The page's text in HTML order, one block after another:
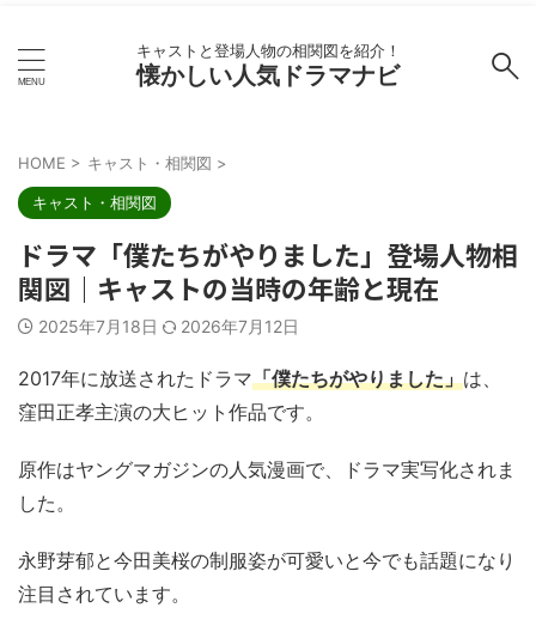
キャストと登場人物の相関図を紹介！
懐かしい人気ドラマナビ
HOME > キャスト・相関図 >
キャスト・相関図
ドラマ「僕たちがやりました」登場人物相
関図｜キャストの当時の年齢と現在
2025年7月18日 2026年7月12日
2017年に放送されたドラマ「僕たちがやりました」は、
窪田正孝主演の大ヒット作品です。
原作はヤングマガジンの人気漫画で、ドラマ実写化されま
した。
永野芽郁と今田美桜の制服姿が可愛いと今でも話題になり
注目されています。